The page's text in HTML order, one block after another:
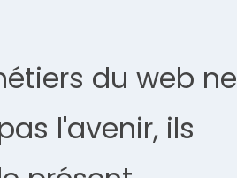
du web ne
l'avenir, ils